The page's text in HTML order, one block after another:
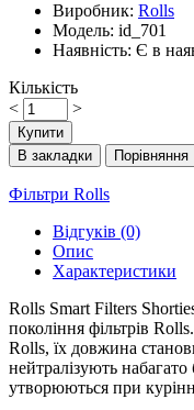
Виробник: Rolls
Модель: id_701
Наявність: Є в
Кількість
<
>
Купити
В закладки
Порівняння
Фільтри Rolls
Відгуків (0)
Опис
Характеристики
Rolls Smart Filters
покоління фільтрів
Rolls, їх довжина
нейтралізують
утворюються при